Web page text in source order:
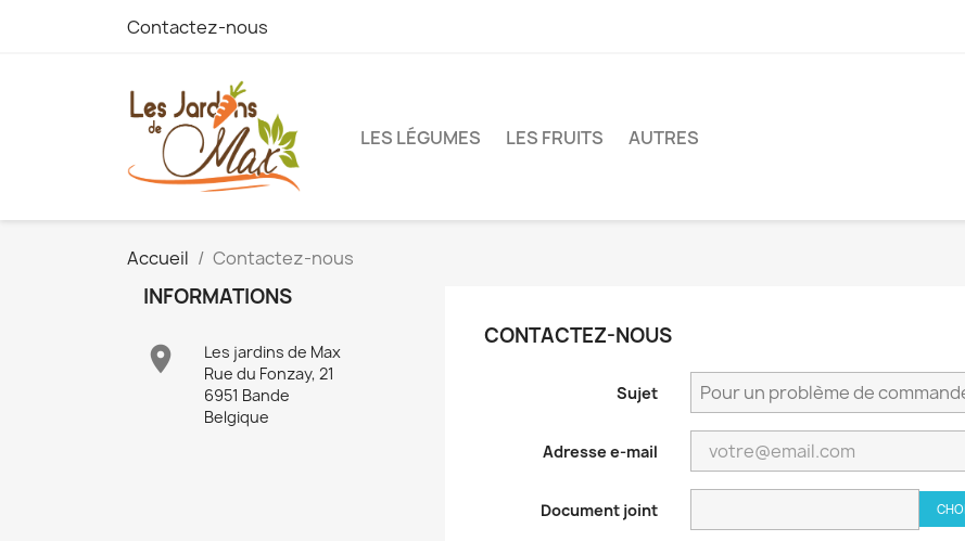
Contactez-nous
LES LÉGUMES LES FRUITS AUTRES
Accueil Contactez-nous
INFORMATIONS

Les jardins de Max
Rue du Fonzay, 21
6951 Bande
Belgique
CONTACTEZ-NOUS
Sujet
Adresse e-mail
Document joint